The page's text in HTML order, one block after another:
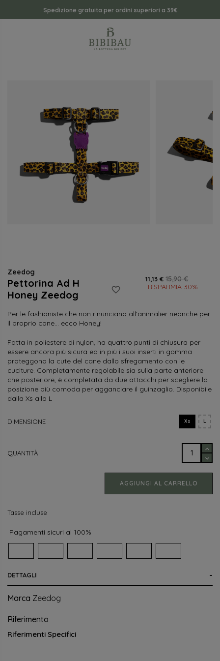
Spedizione gratuita per ordini superiori a 39€
Zeedog
Pettorina Ad H
Honey Zeedog
favorite_border
11,13 € 15,90 €
RISPARMIA 30%
Per le fashioniste che non rinunciano all'animalier neanche per
il proprio cane... ecco Honey!
Fatta in poliestere di nylon, ha quattro punti di chiusura per
essere ancora più sicura ed in più i suoi inserti in gomma
proteggono la cute del cane dallo sfregamento con le
cuciture. Completamente regolabile sia sulla parte anteriore
che posteriore, è completata da due attacchi per scegliere la
posizione più comoda per agganciare il guinzaglio. Disponibile
dalla Xs alla L
DIMENSIONE Xs L
QUANTITÀ
AGGIUNGI AL CARRELLO
Tasse incluse
Pagamenti sicuri al 100%
DETTAGLI
Marca Zeedog
Riferimento
Riferimenti Specifici